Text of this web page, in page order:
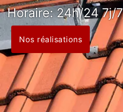
Horaire: 24h/24 7j/7
Nos réalisations